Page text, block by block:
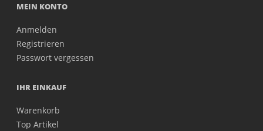
MEIN KONTO
Anmelden
Registrieren
Passwort vergessen
IHR EINKAUF
Warenkorb
Top Artikel